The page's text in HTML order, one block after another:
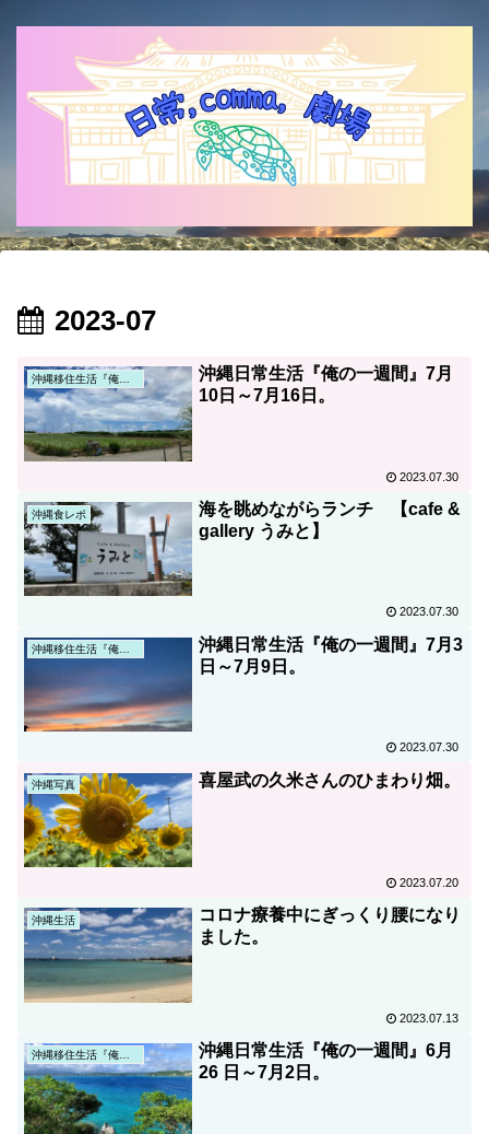
2023-07
沖縄移住生活『俺の日常』
沖縄日常生活『俺の一週間』7月
10日～7月16日。
2023.07.30
沖縄食レポ
海を眺めながらランチ 【cafe &
gallery うみと】
2023.07.30
沖縄移住生活『俺の日常』
沖縄日常生活『俺の一週間』7月3
日～7月9日。
2023.07.30
沖縄写真 喜屋武の久米さんのひまわり畑。
2023.07.20
沖縄生活
コロナ療養中にぎっくり腰になり
ました。
2023.07.13
沖縄移住生活『俺の日常』
沖縄日常生活『俺の一週間』6月
26 日～7月2日。